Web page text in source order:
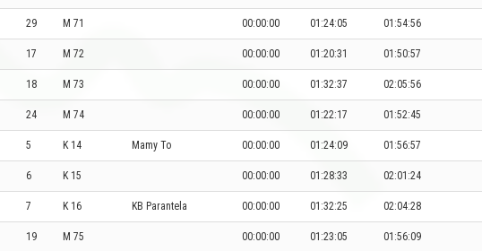
29 M 71 00:00:00 01:24:05 01:54:56
17 M 72 00:00:00 01:20:31 01:50:57
18 M 73 00:00:00 01:32:37 02:05:56
24 M 74 00:00:00 01:22:17 01:52:45
5 K 14 Mamy To 00:00:00 01:24:09 01:56:57
6 K 15 00:00:00 01:28:33 02:01:24
7 K 16 KB Parantela 00:00:00 01:32:25 02:04:28
19 M 75 00:00:00 01:23:05 01:56:09